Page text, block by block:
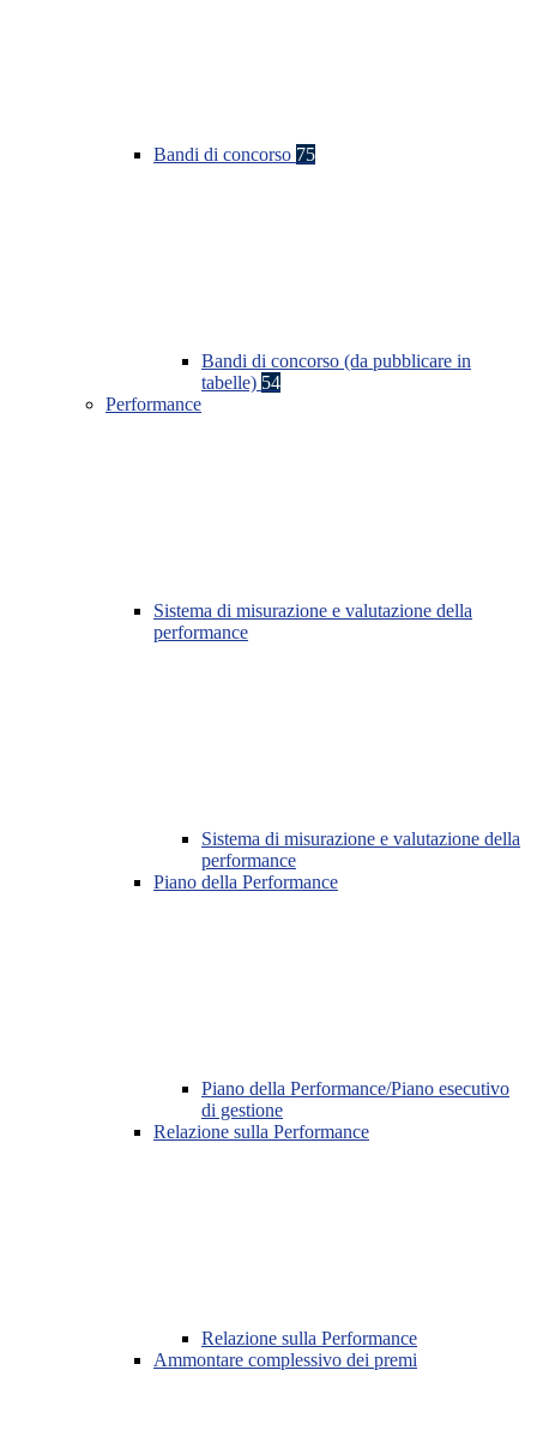
Bandi di concorso 75
Bandi di concorso (da pubblicare in
tabelle) 54
Performance
Sistema di misurazione e valutazione della
performance
Sistema di misurazione e valutazione della
performance
Piano della Performance
Piano della Performance/Piano esecutivo
di gestione
Relazione sulla Performance
Relazione sulla Performance
Ammontare complessivo dei premi